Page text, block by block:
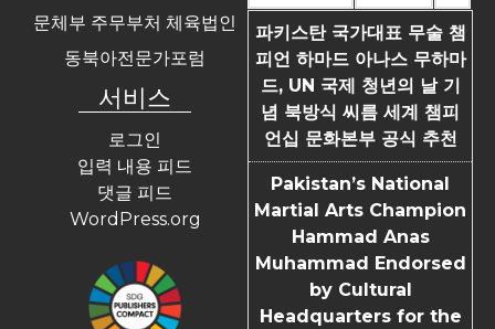
문체부 주무부처 체육법인
동북아전문가포럼
서비스
로그인
입력 내용 피드
댓글 피드
WordPress.org
파키스탄 국가대표 무술 챔
피언 하마드 아나스 무하마
드, UN 국제 청년의 날 기
념 북방식 씨름 세계 챔피
언십 문화본부 공식 추천
Pakistan’s National
Martial Arts Champion
Hammad Anas
Muhammad Endorsed
by Cultural
Headquarters for the